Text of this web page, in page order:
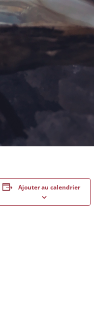
Ajouter au calendrier